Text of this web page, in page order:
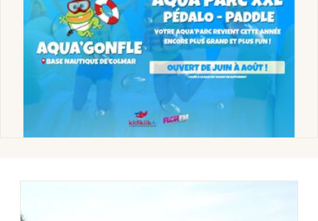
Expos
Sorties & loisirs
Fermes auberges dans le Haut-Rhin
Fermes auberges en Alsace